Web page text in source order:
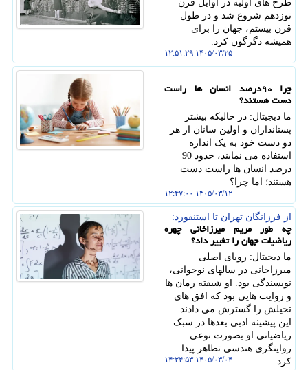
طرح های اولیه در اوایل قرن
نوزدهم شروع شد و در طول
قرن بیستم، جهان را برای
همیشه دگرگون کرد.
۱۴۰۵/۰۳/۲۵ ۱۲:۵۱:۲۹
چرا ۹۰درصد انسان ها راست
دست هستند؟
ما دیجیتال: در حالیکه بیشتر
پستانداران و اولین سانان از هر
دو دست خود به یک اندازه
استفاده می نمایند، حدود 90
درصد انسان ها راست دست
هستند؛ اما چرا؟
۱۴۰۵/۰۳/۱۲ ۱۲:۴۷:۰۰
از فرزانگان تهران تا استنفورد:
چه طور مریم میرزاخانی چهره
ریاضیات جهان را تغییر داد؟
ما دیجیتال: رویای اصلی
میرزاخانی در سالهای نوجوانی،
نویسندگی بود. او شیفته رمان ها
و روایت هایی بود که افق های
تخیلش را گسترش می دادند.
این پیشینه ادبی بعدها در سبک
ریاضیاتی او بصورت نوعی
روایتگری هندسی تظاهر پیدا
کرد.
۱۴۰۵/۰۳/۰۴ ۱۴:۲۴:۵۳